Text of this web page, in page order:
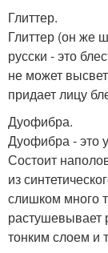
Глиттер.
Глиттер (он же
русски - это
не может
придает лицу
Дуофибра.
Дуофибра - это
Состоит
из
слишком много
растушевывает
тонким слоем и